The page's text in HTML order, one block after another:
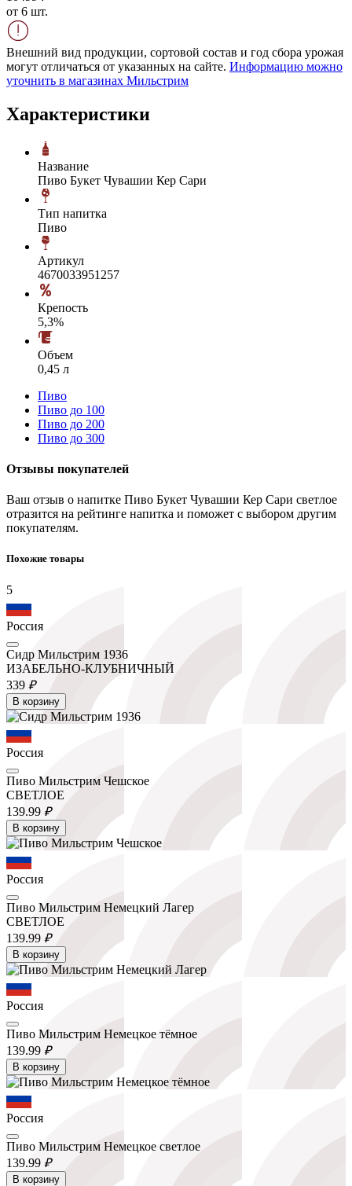
от 6 шт.
Внешний вид продукции, сортовой состав и год сбора урожая
могут отличаться от указанных на сайте. Информацию можно
уточнить в магазинах Мильстрим
Характеристики
Название
Пиво Букет Чувашии Кер Сари
Тип напитка
Пиво
Артикул
4670033951257
Крепость
5,3%
Объем
0,45 л
Пиво
Пиво до 100
Пиво до 200
Пиво до 300
Отзывы покупателей
Ваш отзыв о напитке Пиво Букет Чувашии Кер Сари светлое
отразится на рейтинге напитка и поможет с выбором другим
покупателям.
Похожие товары
5
Россия
Сидр Мильстрим 1936
ИЗАБЕЛЬНО-КЛУБНИЧНЫЙ
339 ₽
В корзину
Россия
Пиво Мильстрим Чешское
СВЕТЛОЕ
139.99 ₽
В корзину
Россия
Пиво Мильстрим Немецкий Лагер
СВЕТЛОЕ
139.99 ₽
В корзину
Россия
Пиво Мильстрим Немецкое тёмное
139.99 ₽
В корзину
Россия
Пиво Мильстрим Немецкое светлое
139.99 ₽
В корзину